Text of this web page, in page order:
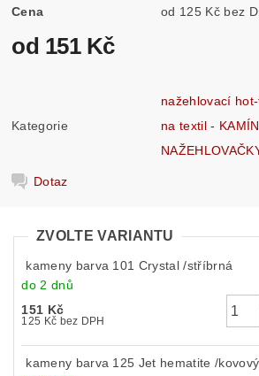
Cena od 125 Kč
od 151 Kč
Kategorie
nažehlovací
na textil -
Dotaz
ZVOLTE VARIANTU
kameny barva 101 Crystal /stříbrná
do 2 dnů
151 Kč
125 Kč bez DPH
kameny barva 125 Jet hematite /